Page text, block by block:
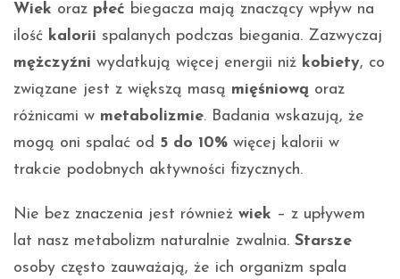
Wiek oraz płeć biegacza mają znaczący wpływ na
ilość kalorii spalanych podczas biegania. Zazwyczaj
mężczyźni wydatkują więcej energii niż kobiety, co
związane jest z większą masą mięśniową oraz
różnicami w metabolizmie. Badania wskazują, że
mogą oni spalać od 5 do 10% więcej kalorii w
trakcie podobnych aktywności fizycznych.
Nie bez znaczenia jest również wiek – z upływem
lat nasz metabolizm naturalnie zwalnia. Starsze
osoby często zauważają, że ich organizm spala